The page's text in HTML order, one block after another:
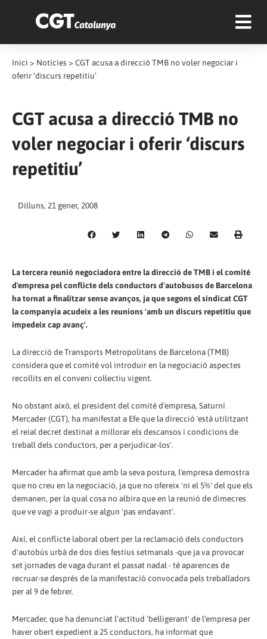
Inici > Notícies > CGT acusa a direcció TMB no voler negociar i
oferir ‘discurs repetitiu’
CGT acusa a direcció TMB no
voler negociar i oferir ‘discurs
repetitiu’
Dilluns, 21 gener, 2008
La tercera reunió negociadora entre la direcció de TMB i el comité
d'empresa pel conflicte dels conductors d'autobusos de Barcelona
ha tornat a finalitzar sense avanços, ja que segons el sindicat CGT
la companyia acudeix a les reunions 'amb un discurs repetitiu que
impedeix cap avanç'.
La direcció de Transports Metropolitans de Barcelona (TMB)
considera que el comité vol introduir en la negociació aspectes
recollits en el conveni col·lectiu vigent.
No obstant això, el president del comité d'empresa, Saturní
Mercader (CGT), ha manifestat a Efe que la direcció 'està utilitzant
el reial decret destinat a millorar els descansos i condicions de
treball dels conductors, per a perjudicar-los'.
Mercader ha afirmat que amb la seva postura, l'empresa demostra
que no creu en la negociació, ja que no ofereix 'ni el 5%' del que els
demanen, per la qual cosa no albira que en la reunió de dimecres
que ve vagi a produir-se algun 'pas endavant'.
Així, el conflicte laboral obert per la reclamació dels conductors
d'autobús urbà de dos dies festius setmanals -que ja va provocar
set jornades de vaga durant el passat nadal - té aparences de
recruar-se després de la manifestació convocada pels treballadors
per al 9 de febrer.
Mercader, que ha denunciat l'actitud 'bel·ligerant' de l'empresa per
haver obert expedient a 25 conductors, ha informat que